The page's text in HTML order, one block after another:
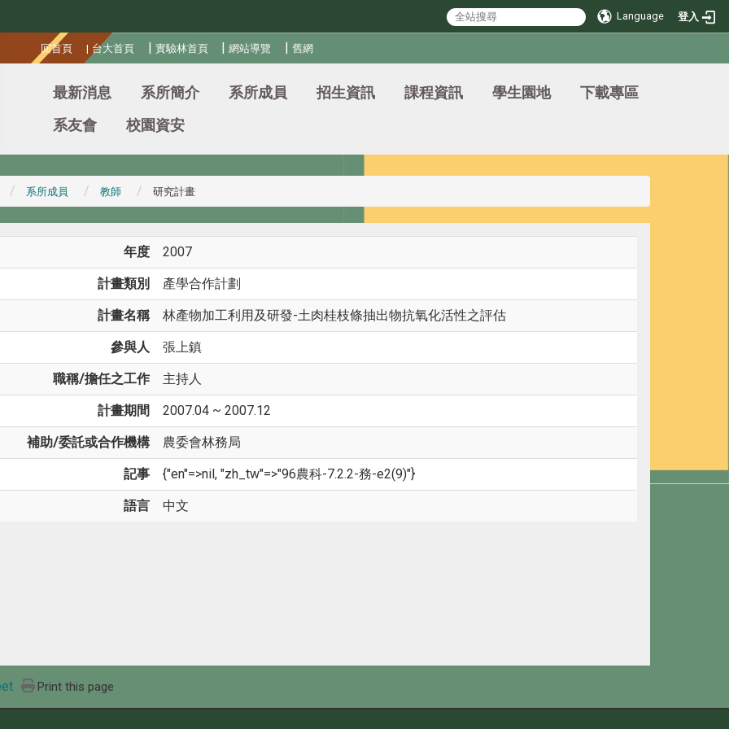
Language 登入
回首頁 | 台大首頁 | 實驗林首頁 |網站導覽 |舊網
最新消息 系所簡介 系所成員 招生資訊 課程資訊 學生園地
下載專區
系友會
校園資安
系所成員 教師 研究計畫
年度 2007
計畫類別 產學合作計劃
計畫名稱 林產物加工利用及研發-土肉桂枝條抽出物抗氧化活性之評估
參與人 張上鎮
職稱/擔任之工作 主持人
計畫期間 2007.04 ~ 2007.12
補助/委託或合作機構 農委會林務局
記事 {"en"=>nil, "zh_tw"=>"96農科-7.2.2-務-e2(9)"}
語言 中文
Print this page